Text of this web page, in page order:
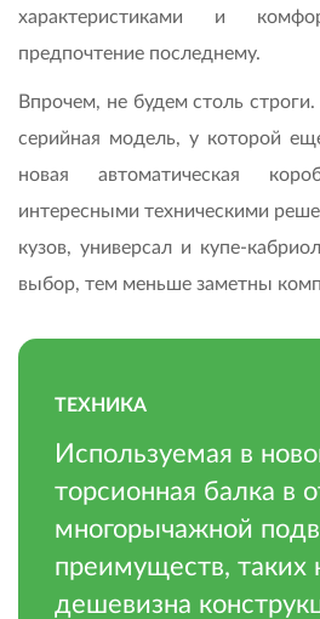
характеристиками и
предпочтение последнему.
Впрочем, не будем столь
серийная модель, у которой
новая автоматическая
интересными техническими
кузов, универсал и купе-
выбор, тем меньше заметны
ТЕХНИКА
Используемая в
торсионная балка в
многорычажной
преимуществ, таких
дешевизна